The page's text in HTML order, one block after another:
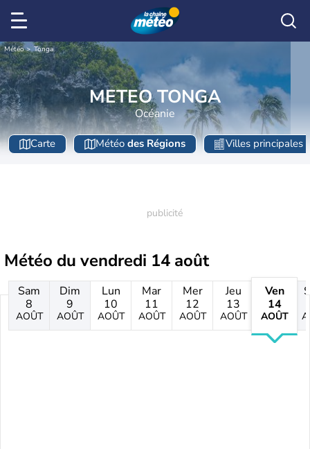
Météo Tonga
METEO TONGA
Océanie
Carte Météo des Régions Villes principales
Météo du vendredi 14 août
Sam
8
AOÛT
Dim
9
AOÛT
Lun
10
AOÛT
Mar
11
AOÛT
Mer
12
AOÛT
Jeu
13
AOÛT
Ven
14
AOÛT